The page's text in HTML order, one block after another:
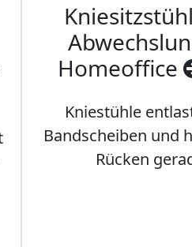
Homeoffice
Kniestühle
Bandscheiben und
Rücken